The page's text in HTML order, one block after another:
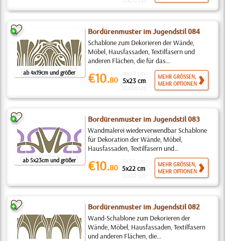
ab 4x19cm und größer
Bordürenmuster im Jugendstil 084
Schablone zum Dekorieren der Wände,
Möbel, Hausfassaden, Textilfasern und
anderen Flächen, die für das...
€10.80 5x23 cm
MEHR GRÖSSEN,
MEHR OPTIONEN
ab 5x23cm und größer
Bordürenmuster im Jugendstil 083
Wandmalerei wiederverwendbar Schablone
für Dekoration der Wände, Möbel,
Hausfassaden, Textilfasern und...
€10.80 5x22 cm
MEHR GRÖSSEN,
MEHR OPTIONEN
Bordürenmuster im Jugendstil 082
Wand-Schablone zum Dekorieren der
Wände, Möbel, Hausfassaden, Textilfasern
und anderen Flächen, die...